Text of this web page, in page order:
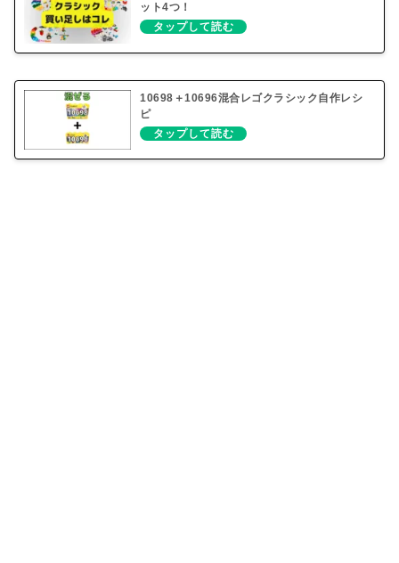
ット4つ！
10698＋10696混合レゴクラシック自作レシ
ピ